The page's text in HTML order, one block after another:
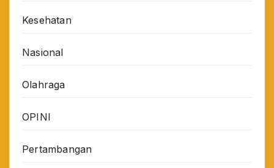
Kesehatan
Nasional
Olahraga
OPINI
Pertambangan